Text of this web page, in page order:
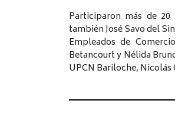
Participaron más de
también José Savo del
Empleados de
Betancourt y Nélida
UPCN Bariloche,